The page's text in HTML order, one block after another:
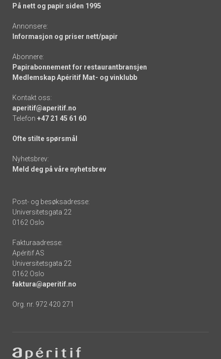
På nett og papir siden 1995
Annonsere:
Informasjon og priser nett/papir
Abonnere:
Papirabonnement for restaurantbransjen
Medlemskap Apéritif Mat- og vinklubb
Kontakt oss:
aperitif@aperitif.no
Telefon +47 21 45 61 60
Ofte stilte spørsmål
Nyhetsbrev:
Meld deg på våre nyhetsbrev
Post- og besøksadresse:
Universitetsgata 22
0162 Oslo
Fakturaadresse:
Apéritif AS
Universitetsgata 22
0162 Oslo
faktura@aperitif.no
Org. nr. 972 420 271